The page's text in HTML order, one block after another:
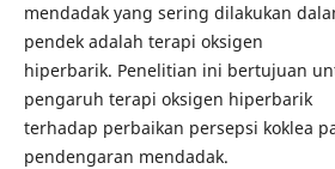
mendadak yang sering dilakukan
pendek adalah terapi oksigen
hiperbarik. Penelitian ini bertujuan
pengaruh terapi oksigen hiperbarik
terhadap perbaikan persepsi koklea
pendengaran mendadak.